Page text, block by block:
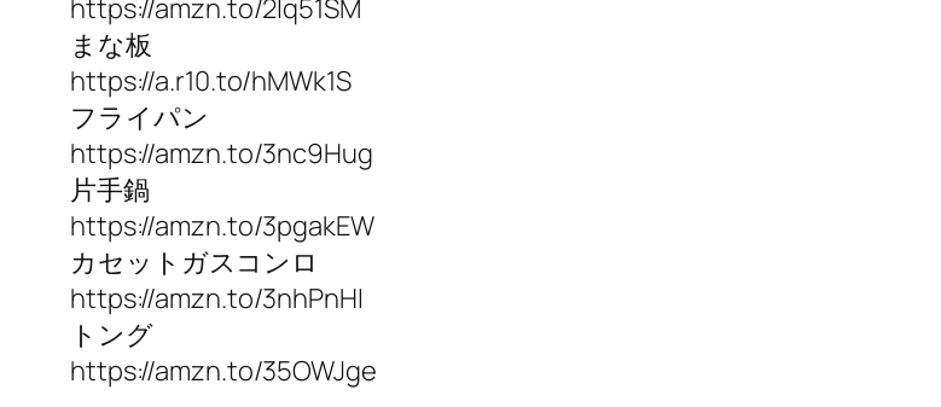
https://amzn.to/2Iq51SM
まな板
https://a.r10.to/hMWk1S
フライパン
https://amzn.to/3nc9Hug
片手鍋
https://amzn.to/3pgakEW
カセットガスコンロ
https://amzn.to/3nhPnHI
トング
https://amzn.to/35OWJge